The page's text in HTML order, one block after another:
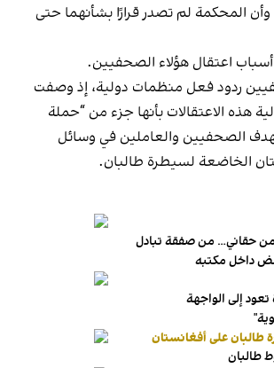
وأن المحكمة لم تصدر قرارًا بشأنهما حتى
اعتقال هؤلاء الصحفيين.
ردود فعل منظمات دولية، إذ وصفت
هذه الاعتقالات بأنها جزء من “حملة
الصحفيين والعاملين في وسائل
الخاضعة لسيطرة طالبان.
حقاني… من صفقة تبادل
داخل مكتبه
تعود إلى الواجهة
طالبان على أفغانستان
طالبان